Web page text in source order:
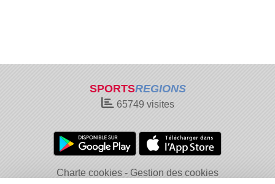
SPORTSREGIONS
65749 visites
Charte cookies
Gestion des cookies